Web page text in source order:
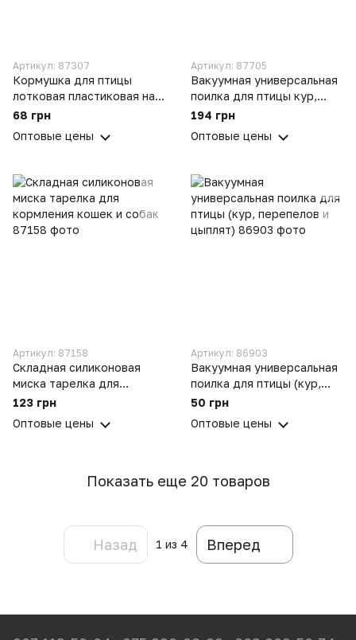
Артикул: 87307
Кормушка для птицы
лотковая пластиковая на 9
секций
68 грн
Оптовые цены
Артикул: 87705
Вакуумная универсальная
поилка для птицы кур,
перепелов и цыплят
194 грн
Оптовые цены
Артикул: 87158
Складная силиконовая
миска тарелка для
кормления кошек и собак
123 грн
Оптовые цены
Артикул: 86903
Вакуумная универсальная
поилка для птицы (кур,
перепелов и цыплят)
50 грн
Оптовые цены
Показать еще 20 товаров
Назад 1 из 4 Вперед